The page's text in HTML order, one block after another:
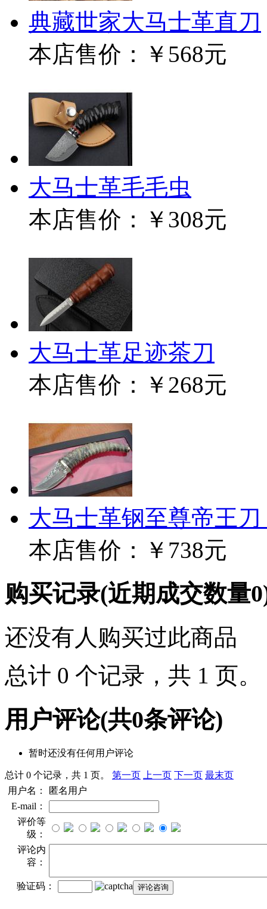
典藏世家大马士革直刀
本店售价：
￥568元
大马士革毛毛虫
本店售价：
￥308元
大马士革足迹茶刀
本店售价：
￥268元
大马士革钢至尊帝王
本店售价：
￥738元
购买记录(近期成交数量0
还没有人购买过此商品
总计 0 个记录，共 1 页。
用户评论(共0条评论)
暂时还没有任何用户评论
总计 0 个记录，共 1 页。 第一页 上一页 下一页 最末页
用户名：
匿名用户
E-mail：
评价等
级：
评论内
容：
验证码：